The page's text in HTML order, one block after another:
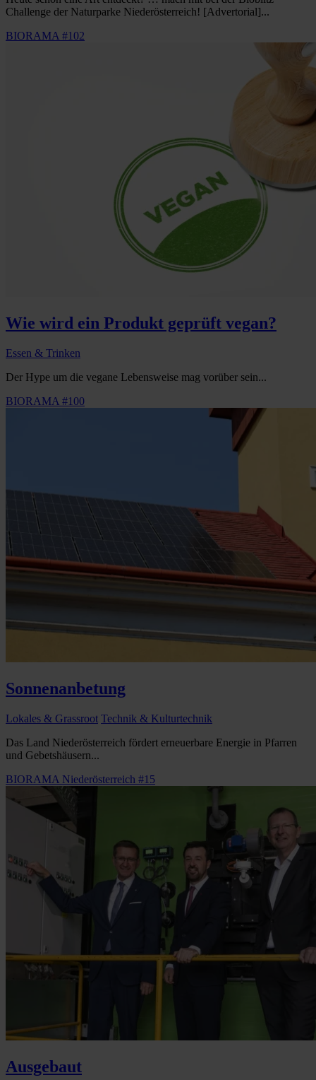
Challenge der Naturparke Niederösterreich! [Advertorial]...
BIORAMA #102
Wie wird ein Produkt geprüft vegan?
Essen & Trinken
Der Hype um die vegane Lebensweise mag vorüber sein...
BIORAMA #100
Sonnenanbetung
Lokales & Grassroot Technik & Kulturtechnik
Das Land Niederösterreich fördert erneuerbare Energie in Pfarren
und Gebetshäusern...
BIORAMA Niederösterreich #15
Ausgebaut